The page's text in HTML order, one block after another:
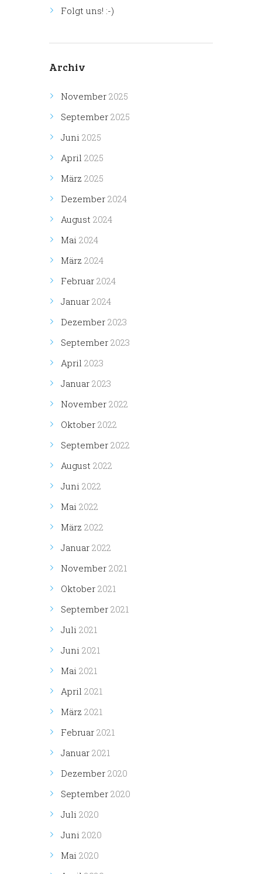
Folgt uns! :-)
Archiv
November 2025
September 2025
Juni 2025
April 2025
März 2025
Dezember 2024
August 2024
Mai 2024
März 2024
Februar 2024
Januar 2024
Dezember 2023
September 2023
April 2023
Januar 2023
November 2022
Oktober 2022
September 2022
August 2022
Juni 2022
Mai 2022
März 2022
Januar 2022
November 2021
Oktober 2021
September 2021
Juli 2021
Juni 2021
Mai 2021
April 2021
März 2021
Februar 2021
Januar 2021
Dezember 2020
September 2020
Juli 2020
Juni 2020
Mai 2020